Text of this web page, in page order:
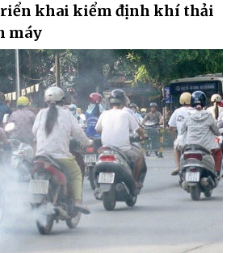
khai kiểm định khí thải
máy